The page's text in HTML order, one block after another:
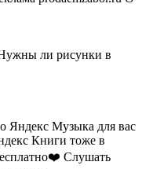
ли рисунки в
Яндекс Музыка для вас
Книги тоже в
Слушать